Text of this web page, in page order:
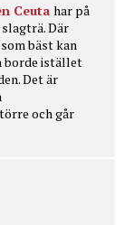
Ceuta har på
Där
bäst kan
borde istället
Det är
och går